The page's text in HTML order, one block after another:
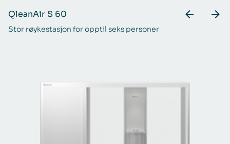
QleanAir S 60
Stor røykestasjon for opptil seks personer